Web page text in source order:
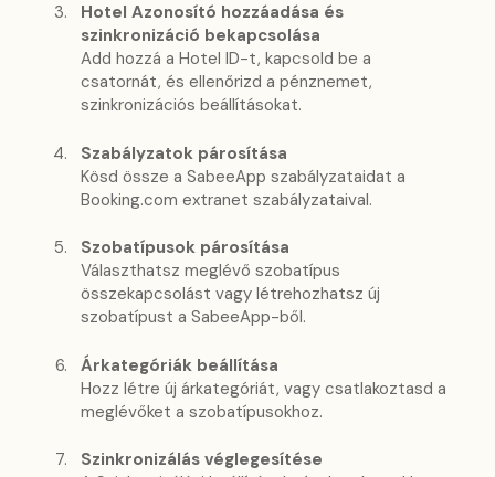
Hotel Azonosító hozzáadása és
szinkronizáció bekapcsolása
Add hozzá a Hotel ID-t, kapcsold be a
csatornát, és ellenőrizd a pénznemet,
szinkronizációs beállításokat.
Szabályzatok párosítása
Kösd össze a SabeeApp szabályzataidat a
Booking.com extranet szabályzataival.
Szobatípusok párosítása
Választhatsz meglévő szobatípus
összekapcsolást vagy létrehozhatsz új
szobatípust a SabeeApp-ből.
Árkategóriák beállítása
Hozz létre új árkategóriát, vagy csatlakoztasd a
meglévőket a szobatípusokhoz.
Szinkronizálás véglegesítése